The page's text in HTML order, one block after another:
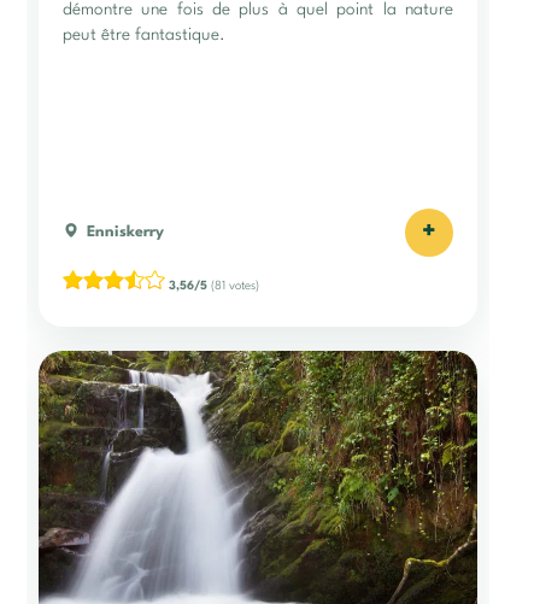
démontre une fois de plus à quel point la nature
peut être fantastique.
Enniskerry +
3,56/5 (81 votes)